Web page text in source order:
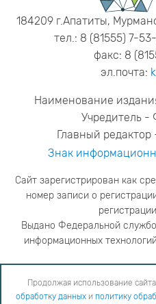
184209 г.Апатиты,
тел.: 8 (81555) 7-
факс: 8
эл.почта:
Наименование
Учредитель
Главный
Знак
Сайт зарегистрирован как
номер записи о
Выдано Федеральной
информационных
адрес редакции
телефон
Продолжая использование
обработку данных и политику